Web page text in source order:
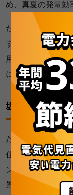
め、真夏の発電効
ため池は市町村が
すが、市町村には
用料が入ります
にとって、貴重な
坂出市では景観
ただ、デメリット
住民がいるのが1
ン署名を集め、届
景観破壊だとして